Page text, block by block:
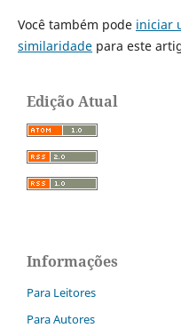
Você também pode iniciar
similaridadepara este
Edição Atual
Informações
Para Leitores
Para Autores